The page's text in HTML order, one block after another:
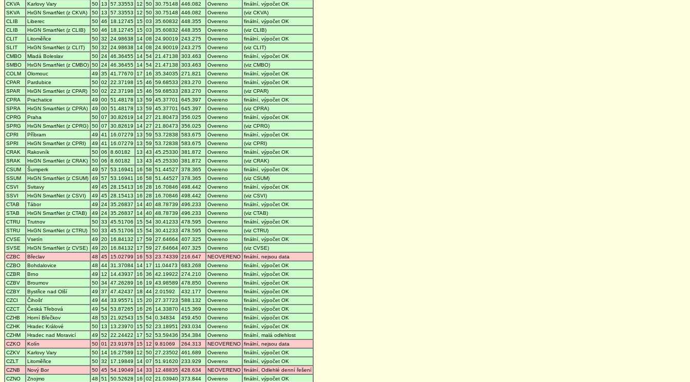
CKVA
Karlovy Vary 50 13 57.33553 12 50 30.75148 446.082 Overeno
finální, výpočet OK
SKVA
HxGN SmartNet (z CKVA) 50 13 57.33553 12 50 30.75148 446.082 Overeno
(viz CKVA)
CLIB
Liberec 50 46 18.12745 15 03 35.60832 448.355 Overeno
finální, výpočet OK
CLIB
HxGN SmartNet (z CLIB) 50 46 18.12745 15 03 35.60832 448.355 Overeno
(viz CLIB)
CLIT
Litoměřice 50 32 24.98638 14 08 24.90019 243.275 Overeno
finální, výpočet OK
SLIT
HxGN SmartNet (z CLIT) 50 32 24.98638 14 08 24.90019 243.275 Overeno
(viz CLIT)
CMBO
Mladá Boleslav 50 24 46.36455 14 54 21.47138 303.463 Overeno
finální, výpočet OK
SMBO
HxGN SmartNet (z CMBO) 50 24 46.36455 14 54 21.47138 303.463 Overeno
(viz CMBO)
COLM
Olomouc 49 35 41.77670 17 16 35.34035 271.821 Overeno
finální, výpočet OK
CPAR
Pardubice 50 02 22.37198 15 46 59.68533 283.270 Overeno
finální, výpočet OK
SPAR
HxGN SmartNet (z CPAR) 50 02 22.37198 15 46 59.68533 283.270 Overeno
(viz CPAR)
CPRA
Prachatice 49 00 51.48178 13 59 45.37701 645.397 Overeno
finální, výpočet OK
SPRA
HxGN SmartNet (z CPRA) 49 00 51.48178 13 59 45.37701 645.397 Overeno
(viz CPRA)
CPRG
Praha 50 07 30.82619 14 27 21.80473 356.025 Overeno
finální, výpočet OK
SPRG
HxGN SmartNet (z CPRG) 50 07 30.82619 14 27 21.80473 356.025 Overeno
(viz CPRG)
CPRI
Příbram 49 41 16.07279 13 59 53.72838 583.675 Overeno
finální, výpočet OK
SPRI
HxGN SmartNet (z CPRI) 49 41 16.07279 13 59 53.72838 583.675 Overeno
(viz CPRI)
CRAK
Rakovník 50 06 8.60182 13 43 45.25330 381.872 Overeno
finální, výpočet OK
SRAK
HxGN SmartNet (z CRAK) 50 06 8.60182 13 43 45.25330 381.872 Overeno
(viz CRAK)
CSUM
Šumperk 49 57 53.16941 16 58 51.44527 378.365 Overeno
finální, výpočet OK
SSUM
HxGN SmartNet (z CSUM) 49 57 53.16941 16 58 51.44527 378.365 Overeno
(viz CSUM)
CSVI
Svitavy 49 45 28.15413 16 28 16.70846 498.442 Overeno
finální, výpočet OK
SSVI
HxGN SmartNet (z CSVI) 49 45 28.15413 16 28 16.70846 498.442 Overeno
(viz CSVI)
CTAB
Tábor 49 24 35.26837 14 40 48.78739 496.233 Overeno
finální, výpočet OK
STAB
HxGN SmartNet (z CTAB) 49 24 35.26837 14 40 48.78739 496.233 Overeno
(viz CTAB)
CTRU
Trutnov 50 33 45.51706 15 54 30.41233 478.595 Overeno
finální, výpočet OK
STRU
HxGN SmartNet (z CTRU) 50 33 45.51706 15 54 30.41233 478.595 Overeno
(viz CTRU)
CVSE
Vsetín 49 20 16.84132 17 59 27.64664 407.325 Overeno
finální, výpočet OK
SVSE
HxGN SmartNet (z CVSE) 49 20 16.84132 17 59 27.64664 407.325 Overeno
(viz CVSE)
CZBC
Břeclav 48 45 15.02799 16 53 23.74339 216.647 NEOVERENO finální, nejsou data
CZBO
Bohdalovice 48 44 31.37084 14 17 11.04473 683.268 Overeno
finální, výpočet OK
CZBR
Brno 49 12 14.43937 16 36 42.19922 274.210 Overeno
finální, výpočet OK
CZBV
Broumov 50 34 47.26289 16 19 43.98589 478.850 Overeno
finální, výpočet OK
CZBY
Bystřice nad Olší 49 37 47.42437 18 44 2.01592 432.177 Overeno
finální, výpočet OK
CZCI
Čihošť 49 44 33.95571 15 20 27.37723 588.132 Overeno
finální, výpočet OK
CZCT
Česká Třebová 49 54 53.87265 16 26 14.33870 415.369 Overeno
finální, výpočet OK
CZHB
Horní Břečkov 48 53 21.92543 15 54 0.34834 459.450 Overeno
finální, výpočet OK
CZHK
Hradec Králové 50 13 13.23970 15 52 23.18951 293.034 Overeno
finální, výpočet OK
CZHM
Hradec nad Moravicí 49 52 22.24422 17 52 53.59436 354.384 Overeno
finální, malá odlehlost
CZKO
Kolín 50 01 23.91978 15 12 9.81069 264.313 NEOVERENO finální, nejsou data
CZKV
Karlovy Vary 50 14 16.27589 12 50 27.23502 461.689 Overeno
finální, výpočet OK
CZLT
Litoměřice 50 32 17.19849 14 07 51.91620 233.929 Overeno
finální, výpočet OK
CZNB
Nový Bor 50 45 54.19049 14 33 12.48835 428.634 NEOVERENO finální, Odlehlé denní řešení
CZNO
Znojmo 48 51 50.52628 16 02 21.03940 373.844 Overeno
finální, výpočet OK